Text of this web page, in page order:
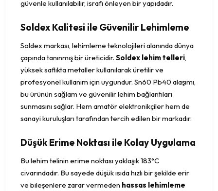
güvenle kullanılabilir, israfı önleyen bir yapıdadır.
Soldex Kalitesi ile Güvenilir Lehimleme
Soldex markası, lehimleme teknolojileri alanında dünya
çapında tanınmış bir üreticidir. Soldex lehim telleri,
yüksek saflıkta metaller kullanılarak üretilir ve
profesyonel kullanım için uygundur. Sn60 Pb40 alaşımı,
bu ürünün sağlam ve güvenilir lehim bağlantıları
sunmasını sağlar. Hem amatör elektronikçiler hem de
sanayi kuruluşları tarafından tercih edilen bir markadır.
Düşük Erime Noktası ile Kolay Uygulama
Bu lehim telinin erime noktası yaklaşık 183°C
civarındadır. Bu sayede düşük ısıda hızlı bir şekilde erir
ve bileşenlere zarar vermeden hassas lehimleme